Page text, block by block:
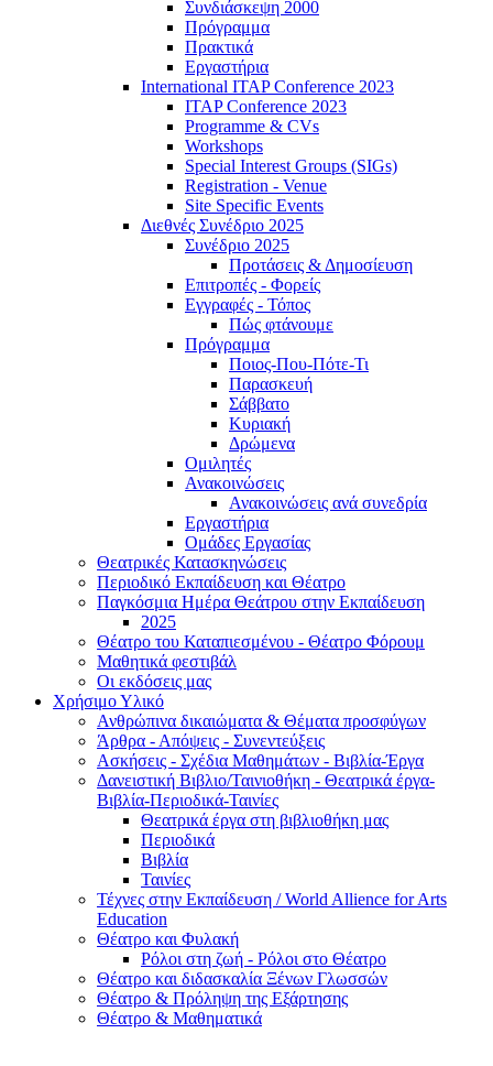
Συνδιάσκεψη 2000
Πρόγραμμα
Πρακτικά
Εργαστήρια
International ITAP Conference 2023
ITAP Conference 2023
Programme & CVs
Workshops
Special Interest Groups (SIGs)
Registration - Venue
Site Specific Events
Διεθνές Συνέδριο 2025
Συνέδριο 2025
Προτάσεις & Δημοσίευση
Επιτροπές - Φορείς
Εγγραφές - Τόπος
Πώς φτάνουμε
Πρόγραμμα
Ποιος-Που-Πότε-Τι
Παρασκευή
Σάββατο
Κυριακή
Δρώμενα
Ομιλητές
Ανακοινώσεις
Ανακοινώσεις ανά συνεδρία
Εργαστήρια
Ομάδες Εργασίας
Θεατρικές Κατασκηνώσεις
Περιοδικό Εκπαίδευση και Θέατρο
Παγκόσμια Ημέρα Θεάτρου στην Εκπαίδευση
2025
Θέατρο του Καταπιεσμένου - Θέατρο Φόρουμ
Μαθητικά φεστιβάλ
Οι εκδόσεις μας
Χρήσιμο Υλικό
Ανθρώπινα δικαιώματα & Θέματα προσφύγων
Άρθρα - Απόψεις - Συνεντεύξεις
Ασκήσεις - Σχέδια Μαθημάτων - Βιβλία-Έργα
Δανειστική Βιβλιο/Ταινιοθήκη - Θεατρικά έργα-
Βιβλία-Περιοδικά-Ταινίες
Θεατρικά έργα στη βιβλιοθήκη μας
Περιοδικά
Βιβλία
Ταινίες
Τέχνες στην Εκπαίδευση / World Allience for Arts
Education
Θέατρο και Φυλακή
Ρόλοι στη ζωή - Ρόλοι στο Θέατρο
Θέατρο και διδασκαλία Ξένων Γλωσσών
Θέατρο & Πρόληψη της Εξάρτησης
Θέατρο & Μαθηματικά